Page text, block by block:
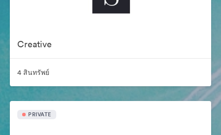
Creative
4 สินทรัพย์
PRIVATE